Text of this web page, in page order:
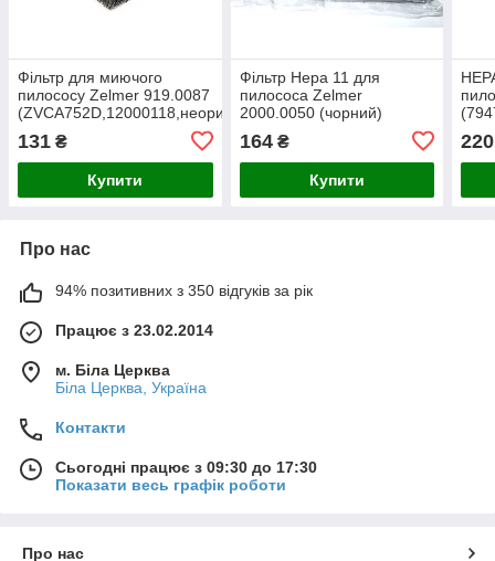
Фільтр для миючого
пилососу Zelmer 919.0087
(ZVCA752D,12000118,неоригіал)
131 ₴
Купити
Фільтр Hepa 11 для
пилососа Zelmer
2000.0050 (чорний)
164₴
Купити
220
Про нас
94% позитивних з 350 відгуків за рік
Працює з 23.02.2014
м. Біла Церква
Біла Церква, Україна
Контакти
Сьогодні працює з 09:30 до 17:30
Показати весь графік роботи
Про нас